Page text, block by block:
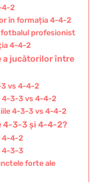
4-2
în formația 4-4-2
profesionist
4-4-2
a jucătorilor între
vs 4-4-2
4-3-3 vs 4-4-2
4-3-3 vs 4-4-2
4-3-3 și 4-4-2?
4-4-2
4-3-3
forte ale